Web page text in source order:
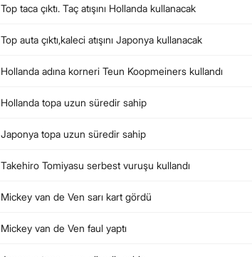
Top taca çıktı. Taç atışını Hollanda kullanacak
Top auta çıktı,kaleci atışını Japonya kullanacak
Hollanda adına korneri Teun Koopmeiners kullandı
Hollanda topa uzun süredir sahip
Japonya topa uzun süredir sahip
Takehiro Tomiyasu serbest vuruşu kullandı
Mickey van de Ven sarı kart gördü
Mickey van de Ven faul yaptı